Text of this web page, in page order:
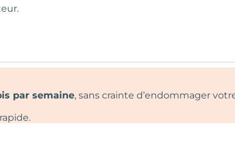
par semaine, sans crainte d’endommager